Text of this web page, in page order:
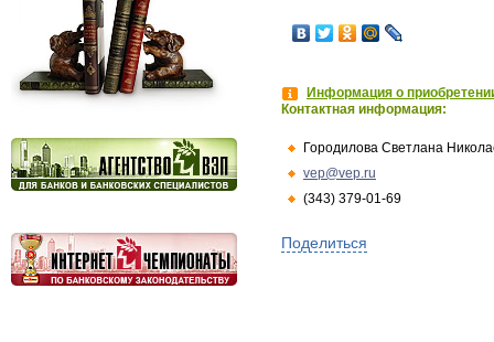
Информация о
Контактная информация:
Городилова Светлана
vep@vep.ru
(343) 379-01-69
Поделиться